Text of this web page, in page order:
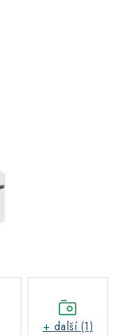
+ další (1)